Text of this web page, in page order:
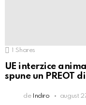
Shares
UE interzice
spune un PREOT
de Indiro august